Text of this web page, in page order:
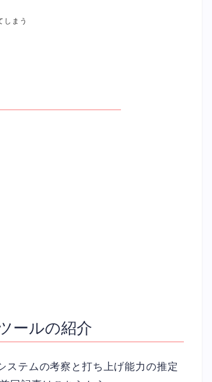
しまう
ールの紹介
テムの考察と打ち上げ能力の推定